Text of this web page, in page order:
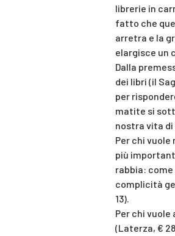
librerie in
fatto che
arretra e la
elargisce un
Dalla
dei libri (il
per
matite si
nostra vita
Per chi
più
rabbia:
complicità
13).
Per chi
(Laterza, €